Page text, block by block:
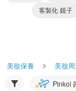
客製化 鏡子
美妝保養 美妝
Pinkoi